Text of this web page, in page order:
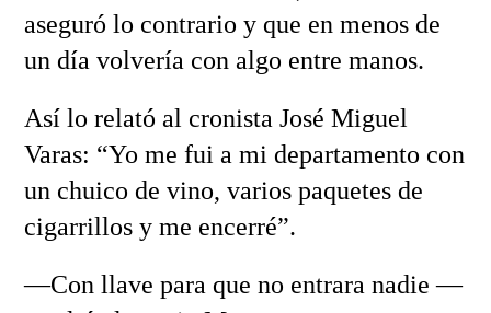
aseguró lo contrario y que en menos de
un día volvería con algo entre manos.
Así lo relató al cronista José Miguel
Varas: “Yo me fui a mi departamento con
un chuico de vino, varios paquetes de
cigarrillos y me encerré”.
—Con llave para que no entrara nadie —